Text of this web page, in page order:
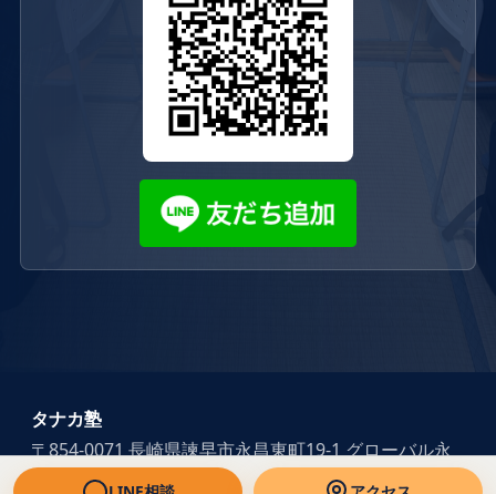
タナカ塾
〒854-0071 長崎県諫早市永昌東町19-1 グローバル永